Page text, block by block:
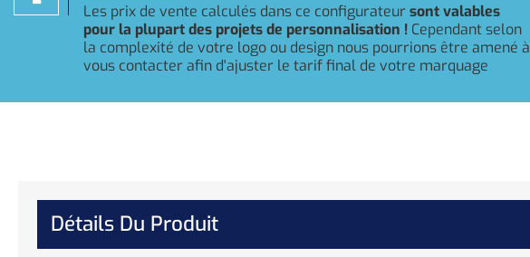
Les prix de vente calculés dans ce configurateursont valables
pour la plupart des projets de personnalisation ! Cependant selon
la complexité de votre logo ou design nous pourrions être amené à
vous contacter afin d'ajuster le tarif final de votre marquage
Détails Du Produit